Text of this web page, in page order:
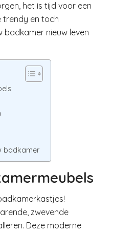
het is tijd voor een
trendy en toch
badkamer nieuw leven
badkamer
zwevende
Deze moderne